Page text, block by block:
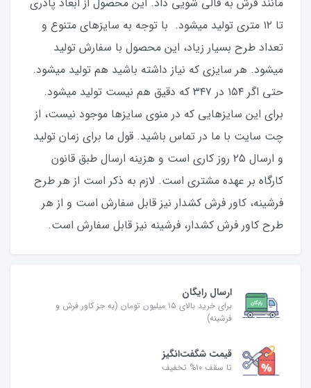
تا ۱۲ متری تولید میشود. با توجه به سایزهای متنوع و
تعداد طرح بسیار زیاد، این محصول با سفارش تولید
میشود. هر سایزی که نیاز داشته باشید هم تولید میشود.
حتی اگر ۱۵۴ در ۳۴۷ که دقیق هم نیست تولید میشود.
برای این سایزهایی که در منوی سایزها موجود نیست، از
چت سایت با ما در تماس باشید. قول ما برای زمان تولید
و ارسال ۲۵‌ روز کاری است و هزینه ارسال طبق قانون
کارگاه بر عهده مشتری است. لازم به ذکر است از هر طرح
فرشینه، کاور فرش کشدار نیز قابل‌ سفارش است و از هر
طرح کاور فرش کشدار، فرشینه نیز قابل‌ سفارش است.
ارسال رایگان
برای خرید بالای ۱۵ میلیون تومان (به جز کاور فرش و
فرشینه)
قیمت شگفت‌انگیز
تا سقف ۱۰% تخفیف